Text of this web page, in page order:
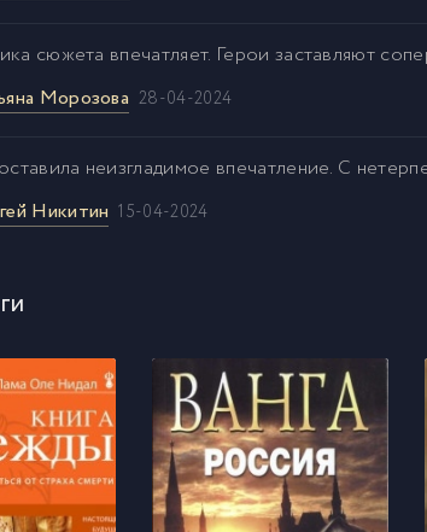
сюжета впечатляет. Герои заставляют
Морозова 28-04-2024
неизгладимое впечатление. С
Никитин 15-04-2024